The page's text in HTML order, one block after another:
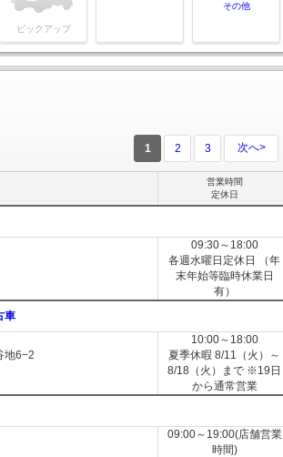
ピックアップ
その他
1 2 3 次へ>
営業時間
定休日
09:30～18:00
各週水曜日定休日 （年
末年始等臨時休業日
有）
車
地6−2
10:00～18:00
夏季休暇 8/11（火）～
8/18（火）まで ※19日
から通常営業
09:00～19:00(店舗営業
時間)